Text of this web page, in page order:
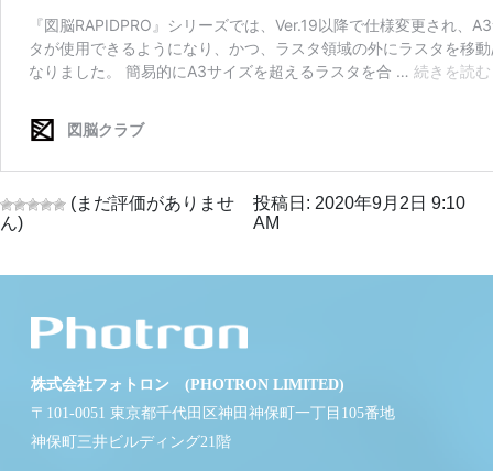
(まだ評価がありませ
ん)
投稿日: 2020年9月2日 9:10
AM
株式会社フォトロン (PHOTRON LIMITED)
〒101-0051 東京都千代田区神田神保町一丁目105番地
神保町三井ビルディング21階